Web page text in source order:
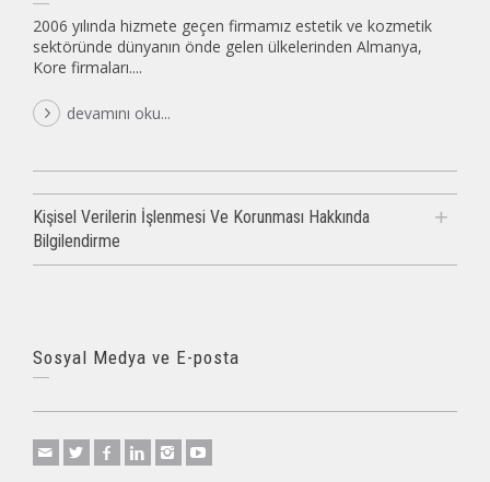
2006 yılında hizmete geçen firmamız estetik ve kozmetik
sektöründe dünyanın önde gelen ülkelerinden Almanya,
Kore firmaları....
devamını oku...
Kişisel Verilerin İşlenmesi Ve Korunması Hakkında
Bilgilendirme
Sosyal Medya ve E-posta